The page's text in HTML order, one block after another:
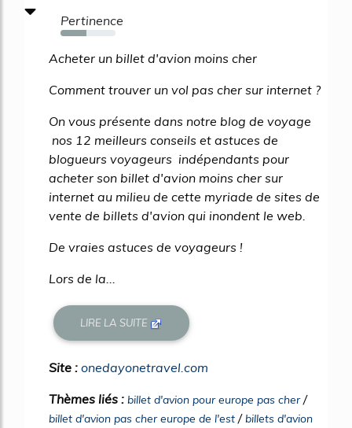
Pertinence
47%
Acheter un billet d'avion moins cher
Comment trouver un vol pas cher sur internet ?
On vous présente dans notre blog de voyage
nos 12 meilleurs conseils et astuces de
blogueurs voyageurs indépendants pour
acheter son billet d'avion moins cher sur
internet au milieu de cette myriade de sites de
vente de billets d'avion qui inondent le web.
De vraies astuces de voyageurs !
Lors de la...
LIRE LA SUITE
Site : onedayonetravel.com
Thèmes liés : billet d'avion pour europe pas cher/
billet d'avion pas cher europe de l'est /billets d'avion